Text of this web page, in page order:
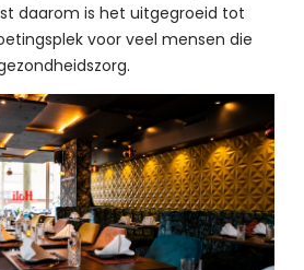
daarom is het uitgegroeid tot
voor veel mensen die